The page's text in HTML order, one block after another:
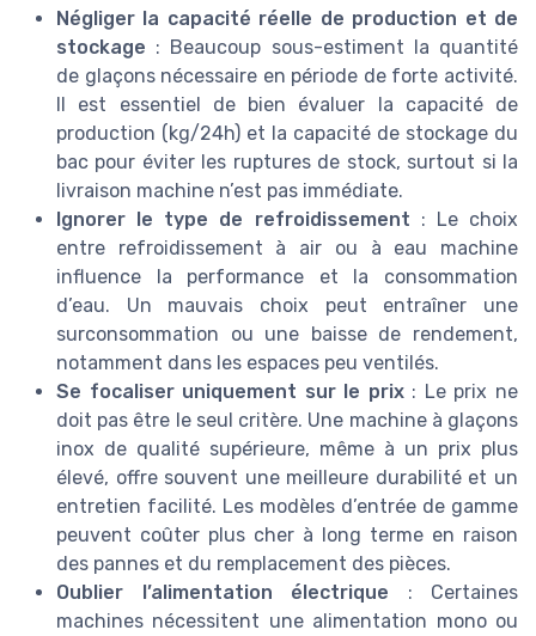
Négliger la capacité réelle de production et de
stockage : Beaucoup sous-estiment la quantité
de glaçons nécessaire en période de forte activité.
Il est essentiel de bien évaluer la capacité de
production (kg/24h) et la capacité de stockage du
bac pour éviter les ruptures de stock, surtout si la
livraison machine n’est pas immédiate.
Ignorer le type de refroidissement : Le choix
entre refroidissement à air ou à eau machine
influence la performance et la consommation
d’eau. Un mauvais choix peut entraîner une
surconsommation ou une baisse de rendement,
notamment dans les espaces peu ventilés.
Se focaliser uniquement sur le prix: Le prix ne
doit pas être le seul critère. Une machine à glaçons
inox de qualité supérieure, même à un prix plus
élevé, offre souvent une meilleure durabilité et un
entretien facilité. Les modèles d’entrée de gamme
peuvent coûter plus cher à long terme en raison
des pannes et du remplacement des pièces.
Oublier l’alimentation électrique : Certaines
machines nécessitent une alimentation mono ou